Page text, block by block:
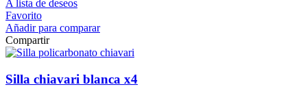
A lista de deseos
Favorito
Añadir para comparar
Compartir
Silla chiavari blanca x4